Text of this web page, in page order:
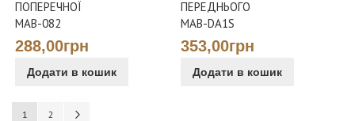
ПОПЕРЕЧНОЇ
MAB-082
288,00грн
Додати в кошик
ПЕРЕДНЬОГО
MAB-DA1S
353,00грн
Додати в кошик
Сторінка
You're currently reading page
1 Сторінка
2